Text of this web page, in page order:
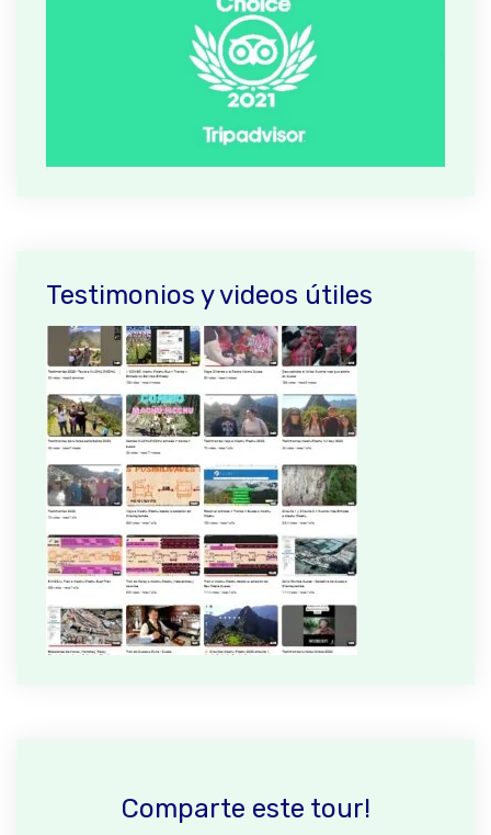
Testimonios y videos útiles
Comparte este tour!